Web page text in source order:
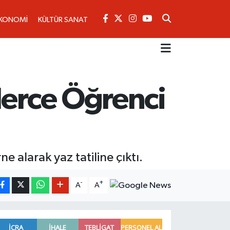
KÜLTÜR SANAT
Öğrenci
alarak yaz tatiline çıktı.
A- A+